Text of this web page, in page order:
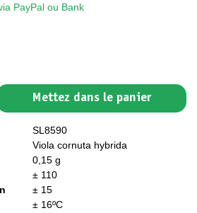
PayPal ou Bank
Mettez dans le panier
SL8590
Viola cornuta hybrida
0,15 g
± 110
± 15
± 16ºC